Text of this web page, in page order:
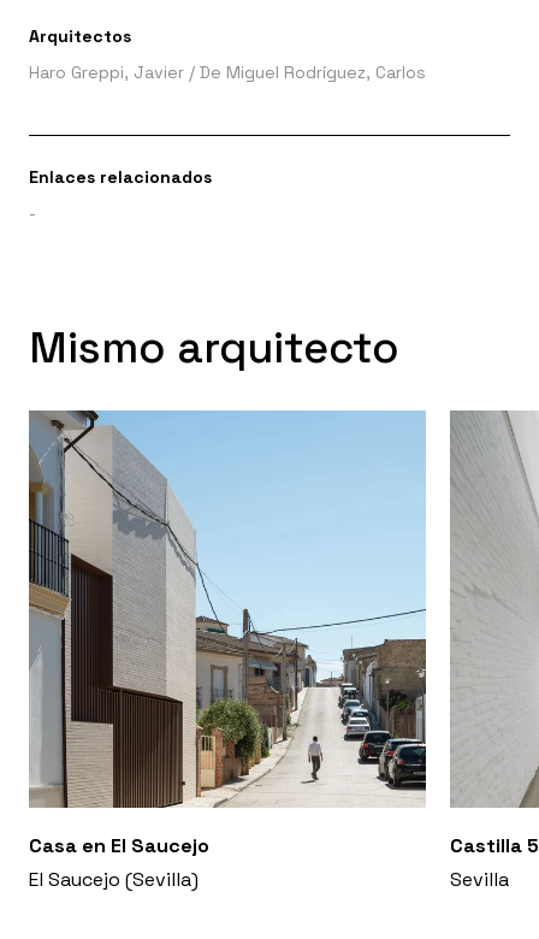
Arquitectos
Haro Greppi, Javier / De Miguel Rodríguez, Carlos
Enlaces relacionados
-
Mismo arquitecto
Casa en El Saucejo
El Saucejo (Sevilla)
Castilla
Sevilla